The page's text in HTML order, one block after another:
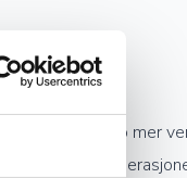
har, desto mer
gå i arv i